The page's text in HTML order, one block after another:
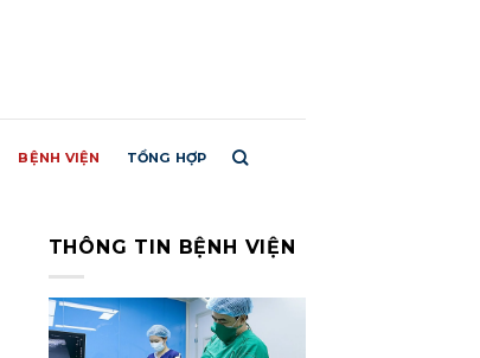
BỆNH VIỆN TỔNG HỢP
THÔNG TIN BỆNH VIỆN